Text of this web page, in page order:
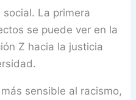
La primera
se puede ver en la
Z hacia la justicia
sensible al racismo,